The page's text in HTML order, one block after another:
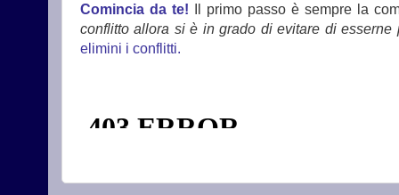
Comincia da te! Il primo passo è sempre la
conflitto allora si è in grado di evitare di esserne
elimini i conflitti.